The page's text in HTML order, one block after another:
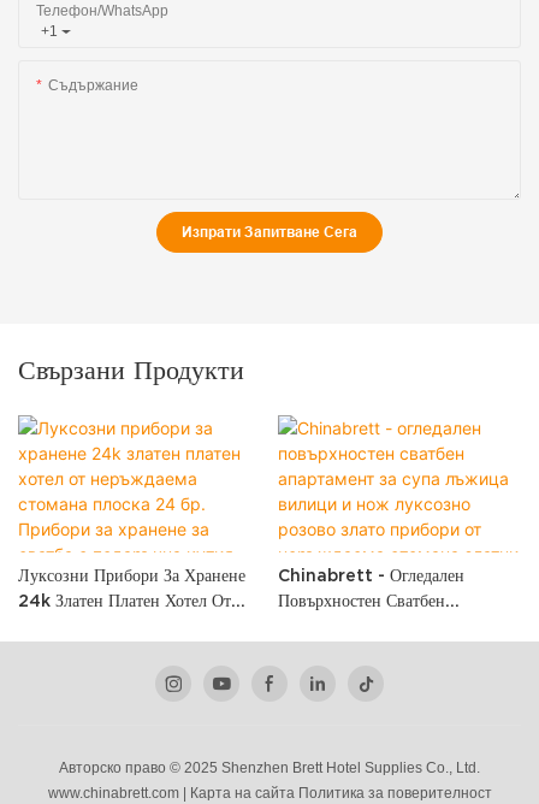
+1
Телефон/WhatsApp
Съдържание
Изпрати Запитване Сега
Свързани Продукти
Луксозни Прибори За Хранене
24k Златен Платен Хотел От
Сватба С Подаръчна Кутия
Chinabrett - Огледален
Повърхностен Сватбен
Злато Прибори От Неръждаема
Авторско право © 2025 Shenzhen Brett Hotel Supplies Co., Ltd.
www.chinabrett.com
Карта на сайта Политиказа поверителност